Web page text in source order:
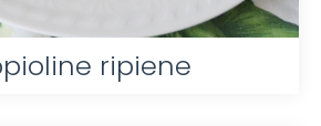
ripiene